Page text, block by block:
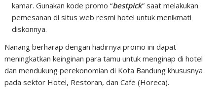
kamar. Gunakan kode promo “bestpick” saat melakukan
pemesanan di situs web resmi hotel untuk menikmati
diskonnya.
Nanang berharap dengan hadirnya promo ini dapat
meningkatkan keinginan para tamu untuk menginap di hotel
dan mendukung perekonomian di Kota Bandung khususnya
pada sektor Hotel, Restoran, dan Cafe (Horeca).